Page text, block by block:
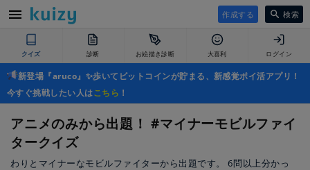
作成する 検索
クイズ 診断 お絵描き診断 大喜利 ログイン
新登場『aruco』✨歩いてビットコインが貯まる、新感覚ポイ活アプリ！
今すぐ挑戦したい人はこちら ！
アニメのみから出題！ #マイナーモビルファイ
タークイズ
わりとマイナーなモビルファイターから出題です。 6問以上分かっ